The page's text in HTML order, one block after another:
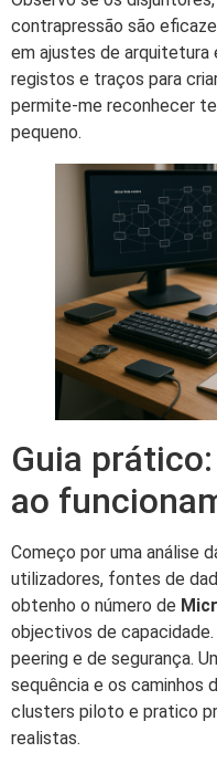
contrapressão são
em ajustes de arquitetura
registos e traços para
permite-me reconhecer
pequeno.
Guia
ao
Começo por uma análise
utilizadores, fontes de
obtenho o número de
objectivos de capacidade.
peering e de segurança.
sequência e os caminhos
clusters piloto e pratico
realistas.